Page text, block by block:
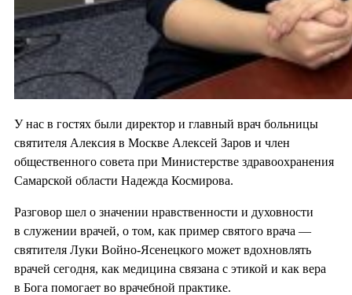
У нас в гостях были директор и главный врач больницы
святителя Алексия в Москве Алексей Заров и член
общественного совета при Министерстве здравоохранения
Самарской области Надежда Космирова.
Разговор шел о значении нравственности и духовности
в служении врачей, о том, как пример святого врача —
святителя Луки Войно-Ясенецкого может вдохновлять
врачей сегодня, как медицина связана с этикой и как вера
в Бога помогает во врачебной практике.